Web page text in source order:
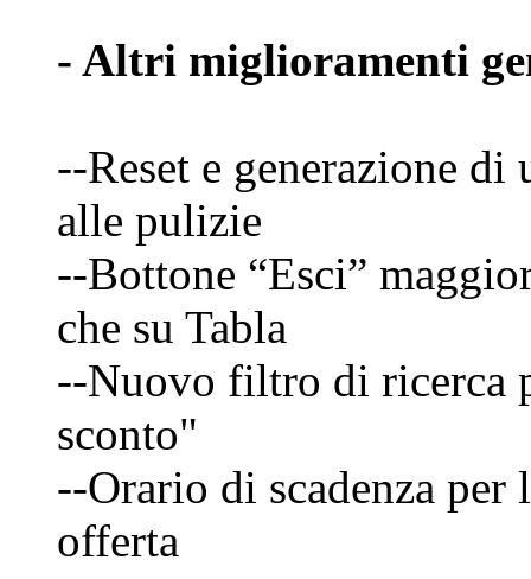
- Altri miglioramenti
--Reset e generazione
alle pulizie
--Bottone “Esci”
che su Tabla
--Nuovo filtro di ricerca
sconto"
--Orario di scadenza
offerta